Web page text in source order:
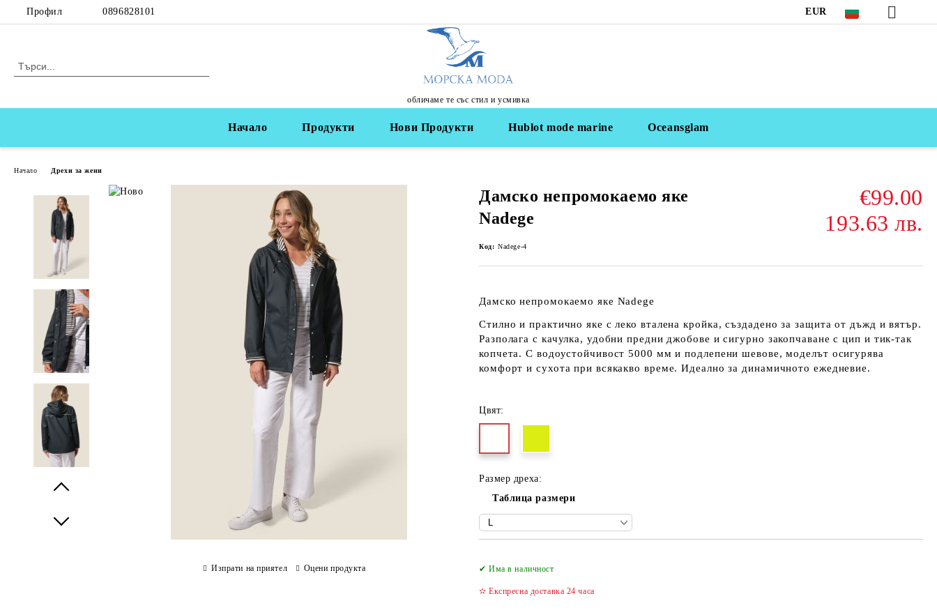
Профил 0896828101 EUR
обличаме те със стил и усмивка
Начало Продукти Нови Продукти Hublot mode marine Oceansglam
Начало Дрехи за жени
Дамско непромокаемо яке
Nadege
€99.00
193.63 лв.
Код: Nadege-4
Дамско непромокаемо яке Nadege
Стилно и практично яке с леко вталена кройка, създадено за защита от дъжд и вятър.
Разполага с качулка, удобни предни джобове и сигурно закопчаване с цип и тик-так
копчета. С водоустойчивост 5000 мм и подлепени шевове, моделът осигурява
комфорт и сухота при всякакво време. Идеално за динамичното ежедневие.
Цвят:
Размер дреха:
Таблица размери
✔ Има в наличност
✫ Експресна доставка 24 часа
Изпрати на приятел Оцени продукта